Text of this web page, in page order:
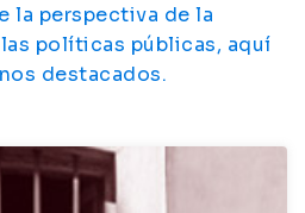
la perspectiva de la
políticas públicas, aquí
destacados.